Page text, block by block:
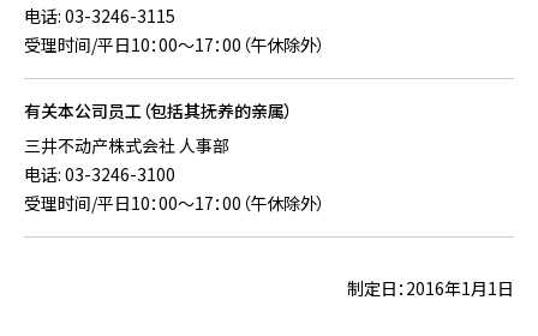
电话: 03-3246-3115
受理时间/平日10：00〜17：00（午休除外）
有关本公司员工（包括其抚养的亲属）
三井不动产株式会社 人事部
电话: 03-3246-3100
受理时间/平日10：00〜17：00（午休除外）
制定日：2016年1月1日